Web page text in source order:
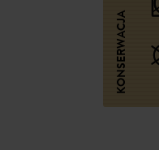
KONSERWACJA